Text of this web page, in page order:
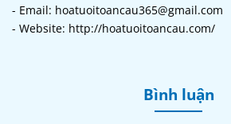
- Email: hoatuoitoancau365@gmail.com
- Website: http://hoatuoitoancau.com/
Bình luận